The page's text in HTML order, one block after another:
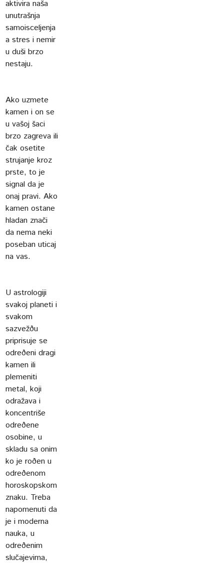
aktivira naša
unutrašnja
samoisceljenja
a stres i nemir
u duši brzo
nestaju.
Ako uzmete
kamen i on se
u vašoj šaci
brzo zagreva ili
čak osetite
strujanje kroz
prste, to je
signal da je
onaj pravi. Ako
kamen ostane
hladan znači
da nema neki
poseban uticaj
na vas.
U astrologiji
svakoj planeti i
svakom
sazvežðu
priprisuje se
odreðeni dragi
kamen ili
plemeniti
metal, koji
odražava i
koncentriše
odreðene
osobine, u
skladu sa onim
ko je roðen u
odreðenom
horoskopskom
znaku. Treba
napomenuti da
je i moderna
nauka, u
odreðenim
slučajevima,